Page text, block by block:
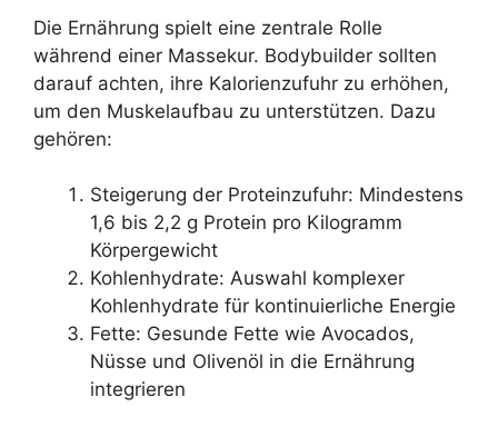
Die Ernährung spielt eine zentrale Rolle
während einer Massekur. Bodybuilder sollten
darauf achten, ihre Kalorienzufuhr zu erhöhen,
um den Muskelaufbau zu unterstützen. Dazu
gehören:
Steigerung der Proteinzufuhr: Mindestens
1,6 bis 2,2 g Protein pro Kilogramm
Körpergewicht
Kohlenhydrate: Auswahl komplexer
Kohlenhydrate für kontinuierliche Energie
Fette: Gesunde Fette wie Avocados,
Nüsse und Olivenöl in die Ernährung
integrieren